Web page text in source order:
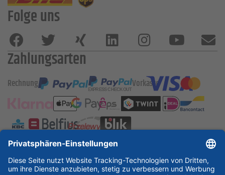
Folge uns
Zahlungsarten
Rechnung Vorkasse
ESSKA International
new